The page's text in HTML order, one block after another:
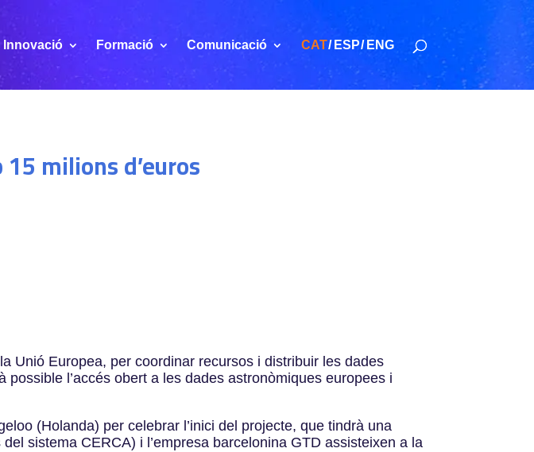
Innovació Formació Comunicació CAT ESP ENG
milions d’euros
Unió Europea, per coordinar recursos i distribuir les dades
l’accés obert a les dades astronòmiques europees i
(Holanda) per celebrar l’inici del projecte, que tindrà una
sistema CERCA) i l’empresa barcelonina GTD assisteixen a la